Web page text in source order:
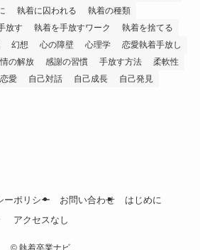
執着に囚われる
執着の種類
放す 執着を手放すワーク
執着を捨てる
幻想 心の障壁 心理学
恋愛執着手放し
の解放 感謝の習慣 手放す方法
柔軟性
愛 自己対話 自己成長
自己発見
ーポリシー お問い合わせ
はじめに
アクセスなし
©執着卒業ナビ.